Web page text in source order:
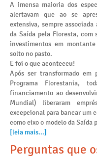
A imensa maioria dos
alertavam que ao se
extensiva, sempre
da Saída pela Floresta, com
investimentos em
solto no pasto.
E foi o que aconteceu!
Após ser transformado
Programa Florestania,
financiamento ao
Mundial) liberaram
excepcional para bancar um
como eixo o modelo da Saída
[leia mais...]
Perguntas que